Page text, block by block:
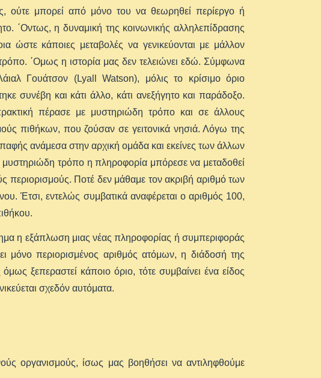
ούτε μπορεί από μόνο του να θεωρηθεί περίεργο ή
΄Οντως, η δυναμική της κοινωνικής αλληλεπίδρασης
ώστε κάποιες μεταβολές να γενικεύονται με μάλλον
΄Ομως η ιστορία μας δεν τελειώνει εδώ. Σύμφωνα
Γουάτσον (Lyall Watson), μόλις το κρίσιμο όριο
συνέβη και κάτι άλλο, κάτι ανεξήγητο και παράδοξο.
πέρασε με μυστηριώδη τρόπο και σε άλλους
πιθήκων, που ζούσαν σε γειτονικά νησιά. Λόγω της
ανάμεσα στην αρχική ομάδα και εκείνες των άλλων
τρόπο η πληροφορία μπόρεσε να μεταδοθεί
περιορισμούς. Ποτέ δεν μάθαμε τον ακριβή αριθμό των
Έτσι, εντελώς συμβατικά αναφέρεται ο αριθμός 100,
η εξάπλωση μιας νέας πληροφορίας ή συμπεριφοράς
μόνο περιορισμένος αριθμός ατόμων, η διάδοσή της
ξεπεραστεί κάποιο όριο, τότε συμβαίνει ένα είδος
σχεδόν αυτόματα.
οργανισμούς, ίσως μας βοηθήσει να αντιληφθούμε